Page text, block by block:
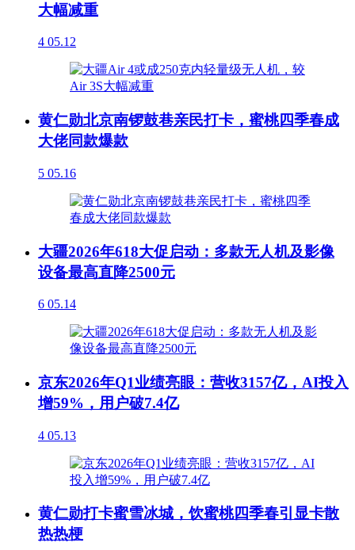
大幅减重
4 05.12
黄仁勋北京南锣鼓巷亲民打卡，蜜桃四季春成
大佬同款爆款
5 05.16
大疆2026年618大促启动：多款无人机及影像
设备最高直降2500元
6 05.14
京东2026年Q1业绩亮眼：营收3157亿，AI投入
增59%，用户破7.4亿
4 05.13
黄仁勋打卡蜜雪冰城，饮蜜桃四季春引显卡散
热热梗